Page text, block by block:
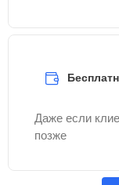
Даже если
позже